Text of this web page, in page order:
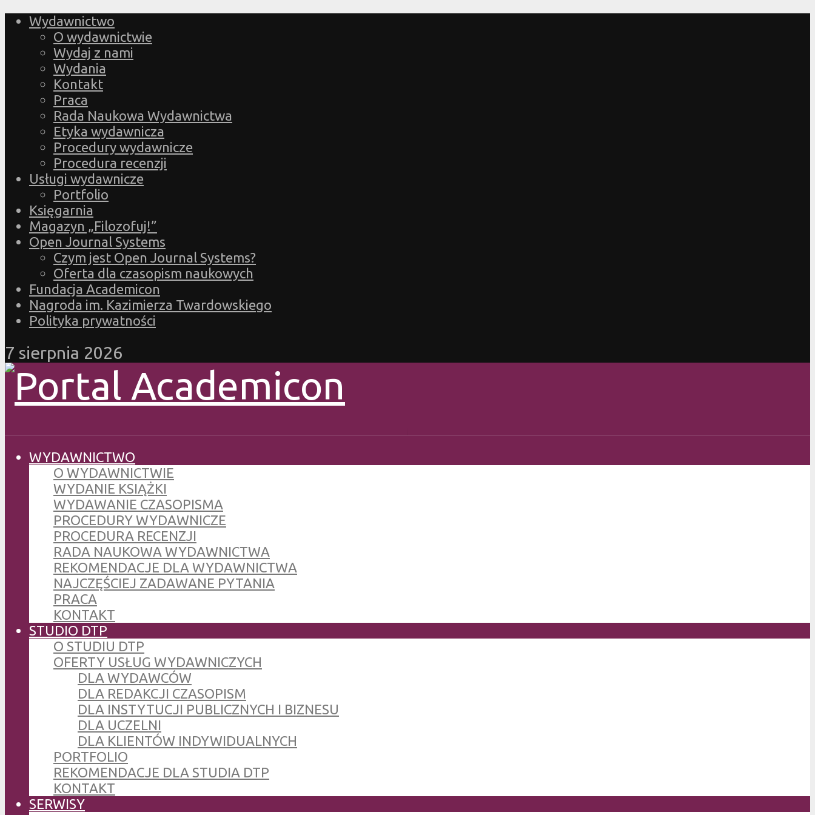
Wydawnictwo
O wydawnictwie
Wydaj z nami
Wydania
Kontakt
Praca
Rada Naukowa Wydawnictwa
Etyka wydawnicza
Procedury wydawnicze
Procedura recenzji
Usługi wydawnicze
Portfolio
Księgarnia
Magazyn „Filozofuj!”
Open Journal Systems
Czym jest Open Journal Systems?
Oferta dla czasopism naukowych
Fundacja Academicon
Nagroda im. Kazimierza Twardowskiego
Polityka prywatności
7 sierpnia 2026
WYDAWNICTWO
O WYDAWNICTWIE
WYDANIE KSIĄŻKI
WYDAWANIE CZASOPISMA
PROCEDURY WYDAWNICZE
PROCEDURA RECENZJI
RADA NAUKOWA WYDAWNICTWA
REKOMENDACJE DLA WYDAWNICTWA
NAJCZĘŚCIEJ ZADAWANE PYTANIA
PRACA
KONTAKT
STUDIO DTP
O STUDIU DTP
OFERTY USŁUG WYDAWNICZYCH
DLA WYDAWCÓW
DLA REDAKCJI CZASOPISM
DLA INSTYTUCJI PUBLICZNYCH I BIZNESU
DLA UCZELNI
DLA KLIENTÓW INDYWIDUALNYCH
PORTFOLIO
REKOMENDACJE DLA STUDIA DTP
KONTAKT
SERWISY